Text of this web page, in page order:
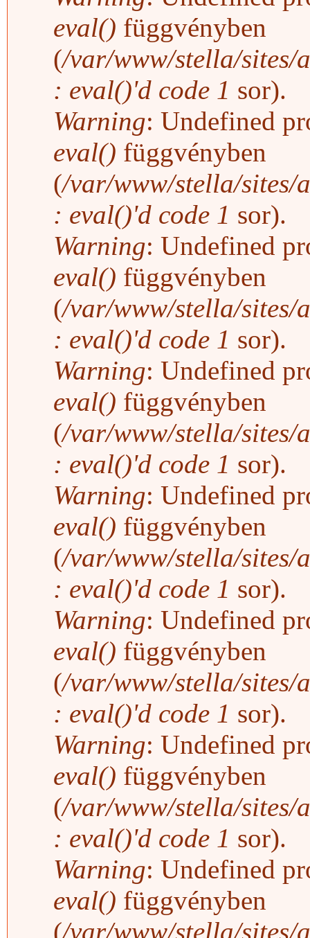
eval() függvényben
(/var/www/stella/sites/
: eval()'d code 1 sor).
Warning: Undefined
eval() függvényben
(/var/www/stella/sites/
: eval()'d code 1 sor).
Warning: Undefined
eval() függvényben
(/var/www/stella/sites/
: eval()'d code 1 sor).
Warning: Undefined
eval() függvényben
(/var/www/stella/sites/
: eval()'d code 1 sor).
Warning: Undefined
eval() függvényben
(/var/www/stella/sites/
: eval()'d code 1 sor).
Warning: Undefined
eval() függvényben
(/var/www/stella/sites/
: eval()'d code 1 sor).
Warning: Undefined
eval() függvényben
(/var/www/stella/sites/
: eval()'d code 1 sor).
Warning: Undefined
eval() függvényben
(/var/www/stella/sites/